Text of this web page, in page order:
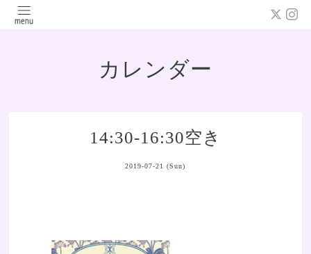
カレンダー
14:30-16:30空き
2019-07-21 (Sun)